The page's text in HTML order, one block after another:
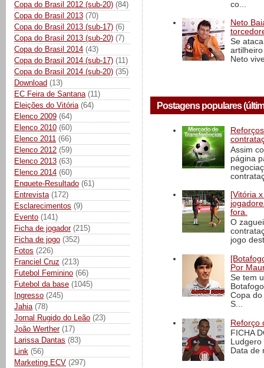
Copa do Brasil 2012 (sub-20) (84)
Copa do Brasil 2013 (70)
Copa do Brasil 2013 (sub-17) (6)
Copa do Brasil 2013 (sub-20) (7)
Copa do Brasil 2014 (43)
Copa do Brasil 2014 (sub-17) (11)
Copa do Brasil 2014 (sub-20) (35)
Download (13)
EC Feira de Santana (11)
Eleições do Vitória (64)
Elenco 2009 (64)
Elenco 2010 (60)
Elenco 2011 (66)
Elenco 2012 (59)
Elenco 2013 (63)
Elenco 2014 (60)
Enquete-Resultado (61)
Entrevista (172)
Esclarecimentos (9)
Evento (141)
Ficha de jogador (215)
Ficha de jogo (352)
Fotos (226)
Franciel Cruz (213)
Futebol Feminino (66)
Futebol da base (1045)
Ingresso (245)
Jahia (78)
Jornal Rugido do Leão (23)
João Werther (17)
Larissa Dantas (83)
Link (56)
Marketing ECV (297)
co...
Neto
Se
Neto
Postagens populares
Assim
página
[Vitória
fora.
O
jogo
Por
Se tem
Copa
S...
Reforço
FICHA
Data de